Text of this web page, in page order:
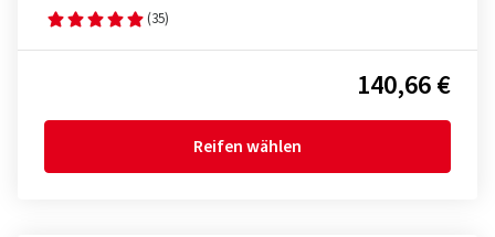
(35)
140,66 €
Reifen wählen